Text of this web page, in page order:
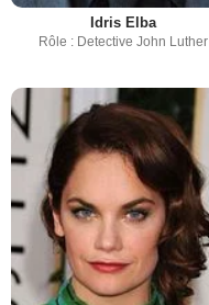
Idris Elba
Rôle : Detective John Luther